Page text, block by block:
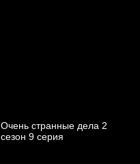
Очень странные дела 2
cезон 9 cерия